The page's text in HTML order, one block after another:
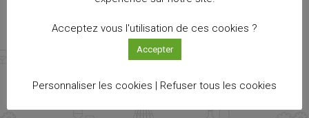
Découvrez toutes les actualités qui vous ont échappé !
VOIR LES ACTUS
Acceptez vous l'utilisation de ces cookies ?
Accepter
Personnaliser les cookies | Refuser tous les cookies